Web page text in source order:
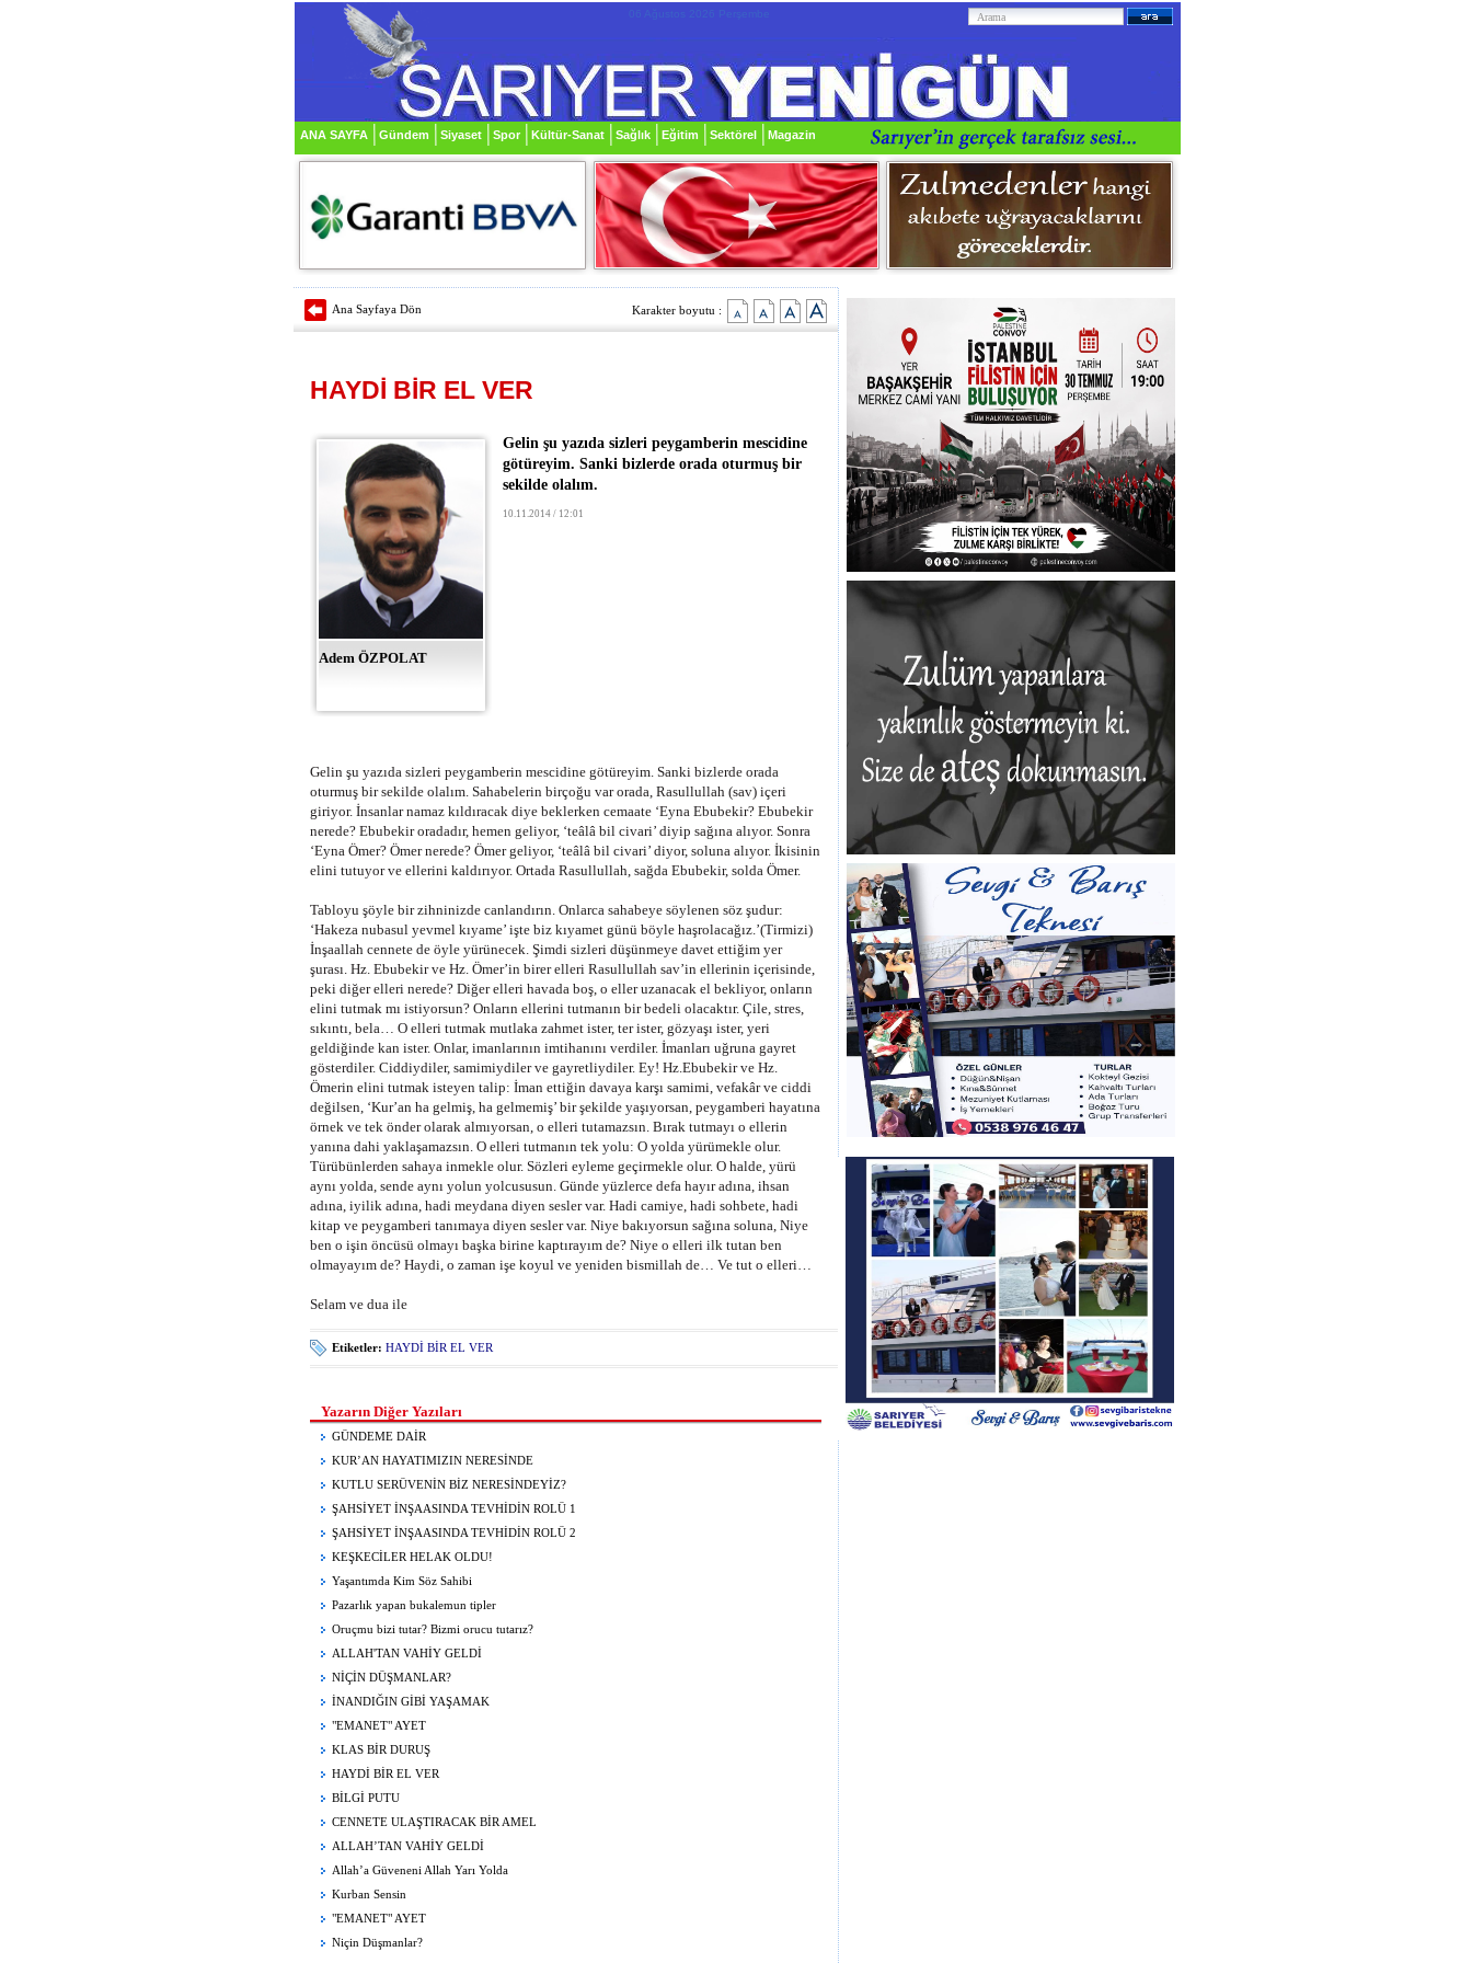
06 Ağustos 2026 Perşembe
ANA SAYFA Gündem Siyaset Spor Kültür-Sanat Sağlık Eğitim Sektörel Magazin
Ana Sayfaya Dön Karakter boyutu :
HAYDİ BİR EL VER
Adem ÖZPOLAT
Gelin şu yazıda sizleri peygamberin mescidine
götüreyim. Sanki bizlerde orada oturmuş bir
sekilde olalım.
10.11.2014 / 12:01
Gelin şu yazıda sizleri peygamberin mescidine götüreyim. Sanki bizlerde orada
oturmuş bir sekilde olalım. Sahabelerin birçoğu var orada, Rasullullah (sav) içeri
giriyor. İnsanlar namaz kıldıracak diye beklerken cemaate ‘Eyna Ebubekir? Ebubekir
nerede? Ebubekir oradadır, hemen geliyor, ‘teâlâ bil civari’ diyip sağına alıyor. Sonra
‘Eyna Ömer? Ömer nerede? Ömer geliyor, ‘teâlâ bil civari’ diyor, soluna alıyor. İkisinin
elini tutuyor ve ellerini kaldırıyor. Ortada Rasullullah, sağda Ebubekir, solda Ömer.
Tabloyu şöyle bir zihninizde canlandırın. Onlarca sahabeye söylenen söz şudur:
‘Hakeza nubasul yevmel kıyame’ işte biz kıyamet günü böyle haşrolacağız.’(Tirmizi)
İnşaallah cennete de öyle yürünecek. Şimdi sizleri düşünmeye davet ettiğim yer
şurası. Hz. Ebubekir ve Hz. Ömer’in birer elleri Rasullullah sav’in ellerinin içerisinde,
peki diğer elleri nerede? Diğer elleri havada boş, o eller uzanacak el bekliyor, onların
elini tutmak mı istiyorsun? Onların ellerini tutmanın bir bedeli olacaktır. Çile, stres,
sıkıntı, bela… O elleri tutmak mutlaka zahmet ister, ter ister, gözyaşı ister, yeri
geldiğinde kan ister. Onlar, imanlarının imtihanını verdiler. İmanları uğruna gayret
gösterdiler. Ciddiydiler, samimiydiler ve gayretliydiler. Ey! Hz.Ebubekir ve Hz.
Ömerin elini tutmak isteyen talip: İman ettiğin davaya karşı samimi, vefakâr ve ciddi
değilsen, ‘Kur’an ha gelmiş, ha gelmemiş’ bir şekilde yaşıyorsan, peygamberi hayatına
örnek ve tek önder olarak almıyorsan, o elleri tutamazsın. Bırak tutmayı o ellerin
yanına dahi yaklaşamazsın. O elleri tutmanın tek yolu: O yolda yürümekle olur.
Türübünlerden sahaya inmekle olur. Sözleri eyleme geçirmekle olur. O halde, yürü
aynı yolda, sende aynı yolun yolcususun. Günde yüzlerce defa hayır adına, ihsan
adına, iyilik adına, hadi meydana diyen sesler var. Hadi camiye, hadi sohbete, hadi
kitap ve peygamberi tanımaya diyen sesler var. Niye bakıyorsun sağına soluna, Niye
ben o işin öncüsü olmayı başka birine kaptırayım de? Niye o elleri ilk tutan ben
olmayayım de? Haydi, o zaman işe koyul ve yeniden bismillah de… Ve tut o elleri…
Selam ve dua ile
Etiketler: HAYDİ BİR EL VER
Yazarın Diğer Yazıları
GÜNDEME DAİR
KUR’AN HAYATIMIZIN NERESİNDE
KUTLU SERÜVENİN BİZ NERESİNDEYİZ?
ŞAHSİYET İNŞAASINDA TEVHİDİN ROLÜ 1
ŞAHSİYET İNŞAASINDA TEVHİDİN ROLÜ 2
KEŞKECİLER HELAK OLDU!
Yaşantımda Kim Söz Sahibi
Pazarlık yapan bukalemun tipler
Oruçmu bizi tutar? Bizmi orucu tutarız?
ALLAH'TAN VAHİY GELDİ
NİÇİN DÜŞMANLAR?
İNANDIĞIN GİBİ YAŞAMAK
"EMANET" AYET
KLAS BİR DURUŞ
HAYDİ BİR EL VER
BİLGİ PUTU
CENNETE ULAŞTIRACAK BİR AMEL
ALLAH’TAN VAHİY GELDİ
Allah’a Güveneni Allah Yarı Yolda
Asla Bırakmaz
Kurban Sensin
"EMANET" AYET
Niçin Düşmanlar?